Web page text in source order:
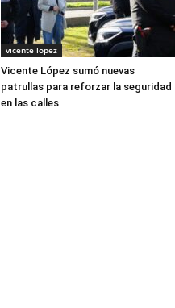
vicente lopez
Vicente López sumó nuevas
patrullas para reforzar la seguridad
en las calles